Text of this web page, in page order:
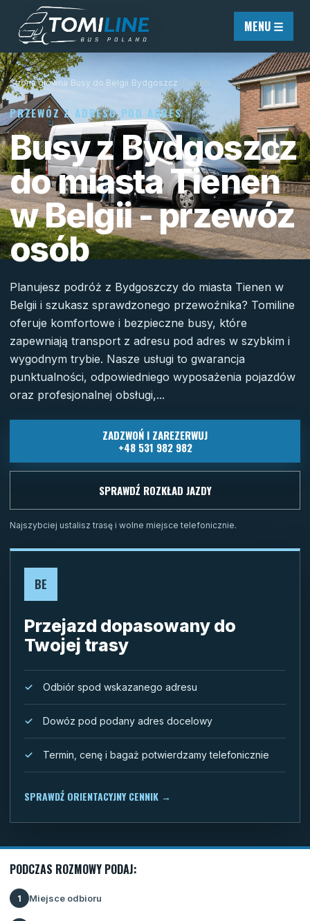
Przejdź do treści
MENU ☰
Strona główna Busy do Belgii Bydgoszcz/Tienen
PRZEWÓZ Z ADRESU POD ADRES
Busy z Bydgoszcz
do miasta Tienen
w Belgii - przewóz
osób
Planujesz podróż z Bydgoszczy do miasta Tienen w
Belgii i szukasz sprawdzonego przewoźnika? Tomiline
oferuje komfortowe i bezpieczne busy, które
zapewniają transport z adresu pod adres w szybkim i
wygodnym trybie. Nasze usługi to gwarancja
punktualności, odpowiedniego wyposażenia pojazdów
oraz profesjonalnej obsługi,...
ZADZWOŃ I ZAREZERWUJ
+48 531 982 982
SPRAWDŹ ROZKŁAD JAZDY
Najszybciej ustalisz trasę i wolne miejsce telefonicznie.
BE
Przejazd dopasowany do
Twojej trasy
Odbiór spod wskazanego adresu
Dowóz pod podany adres docelowy
Termin, cenę i bagaż potwierdzamy telefonicznie
SPRAWDŹ ORIENTACYJNY CENNIK →
PODCZAS ROZMOWY PODAJ:
1 Miejsce odbioru